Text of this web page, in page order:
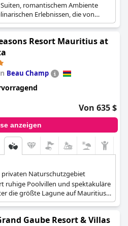
romantischem Ambiente
Erlebnissen, die von
werden. Seine Strandlage und der
es perfekt für
und Romantik suchen.
Resort Mauritius at
Beau Champ
Von 635 $
anzeigen
privaten Naturschutzgebiet
ruhige Poolvillen und spektakuläre
die größte Lagune auf Mauritius.
in Überwasser-Suiten
Abendessen bei
genießen.Gaube Resort & Villas